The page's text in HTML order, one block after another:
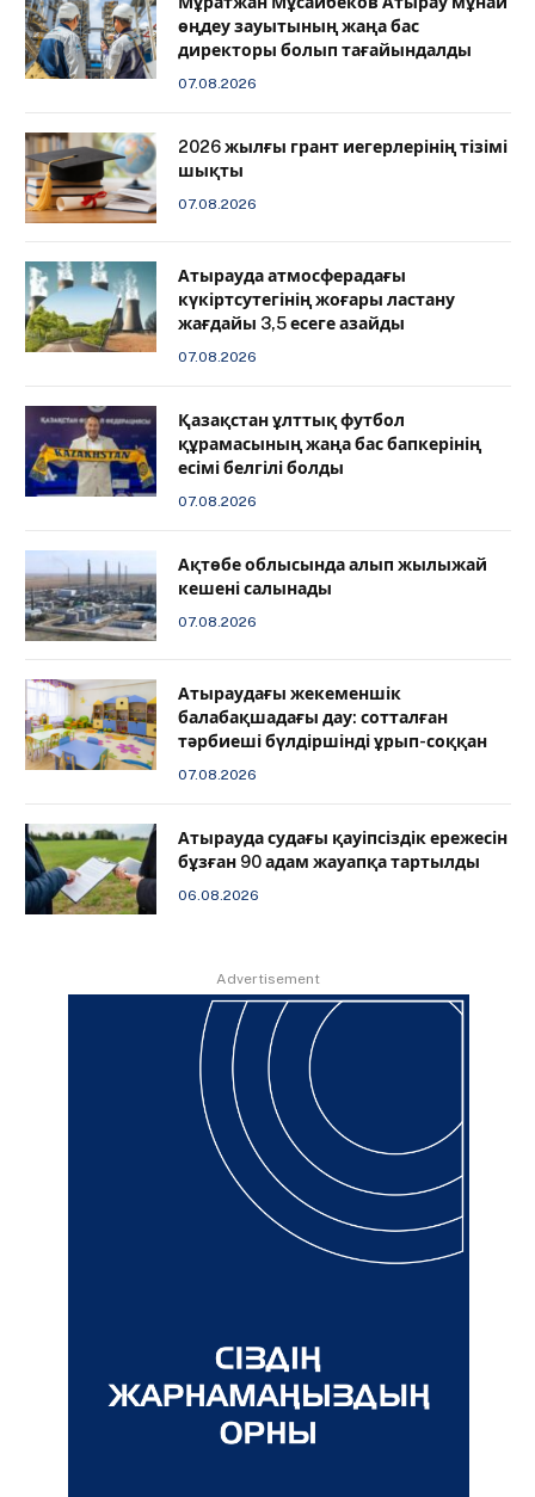
өңдеу зауытының жаңа бас
директоры болып тағайындалды
07.08.2026
2026 жылғы грант иегерлерінің тізімі
шықты
07.08.2026
Атырауда атмосферадағы
күкіртсутегінің жоғары ластану
жағдайы 3,5 есеге азайды
07.08.2026
Қазақстан ұлттық футбол
құрамасының жаңа бас бапкерінің
есімі белгілі болды
07.08.2026
Ақтөбе облысында алып жылыжай
кешені салынады
07.08.2026
Атыраудағы жекеменшік
балабақшадағы дау: сотталған
тәрбиеші бүлдіршінді ұрып-соққан
07.08.2026
Атырауда судағы қауіпсіздік ережесін
бұзған 90 адам жауапқа тартылды
06.08.2026
Advertisement